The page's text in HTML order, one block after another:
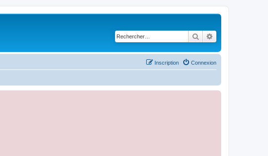
Rechercher
Connexion
Inscription